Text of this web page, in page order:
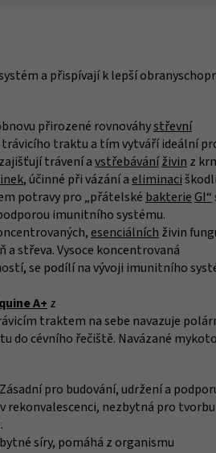
a přispívají k lepší
přirozené rovnováhystřevní
traktu a tím vytváří ideální
trávení avstřebáváníživin z
, účinné při vázání a eliminaci
potravy pro „přátelské bakterieGI“
imunitního systému.
esenciálních živin
střeva. Vysoce koncentrovaná
se podílí na vývoji imunitního
A+ z
traktem na sebe navazuje
cévního řečiště. Navázané
pro budování, udržení a
rekonvalescenci, nezbytná pro tvorbu
síry, pomáhá z organismu